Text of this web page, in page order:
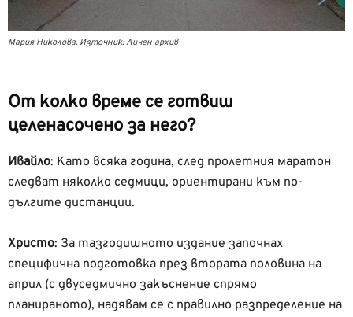
Мария Николова. Източник: Личен архив
От колко време се готвиш
целенасочено за него?
Ивайло: Като всяка година, след пролетния маратон
следват няколко седмици, ориентирани към по-
дългите дистанции.
Христо: За тазгодишното издание започнах
специфична подготовка през втората половина на
април (с двуседмично закъснение спрямо
планираното), надявам се с правилно разпределение на